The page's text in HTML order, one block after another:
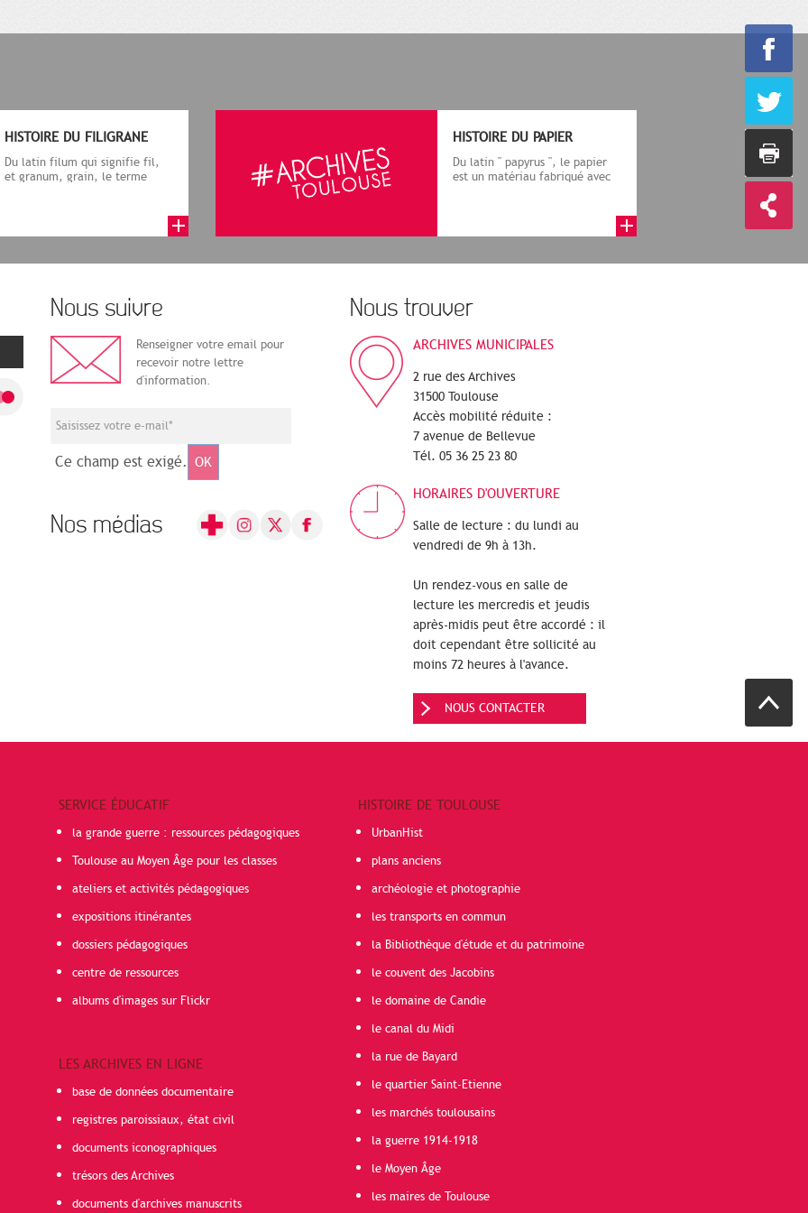
HISTOIRE DU FILIGRANE
Du latin filum qui signifie fil,
et granum, grain, le terme
HISTOIRE DU PAPIER
Du latin " papyrus ", le papier
est un matériau fabriqué avec
Nous suivre
Renseigner votre email pour
recevoir notre lettre
d'information.
Ce champ est exigé. OK
Nos médias
Nous trouver
ARCHIVES MUNICIPALES
2 rue des Archives
31500 Toulouse
Accès mobilité réduite :
7 avenue de Bellevue
Tél. 05 36 25 23 80
HORAIRES D'OUVERTURE
Salle de lecture : du lundi au
vendredi de 9h à 13h.
Un rendez-vous en salle de
lecture les mercredis et jeudis
après-midis peut être accordé : il
doit cependant être sollicité au
moins 72 heures à l'avance.
NOUS CONTACTER
SERVICE ÉDUCATIF
la grande guerre : ressources pédagogiques
Toulouse au Moyen Âge pour les classes
ateliers et activités pédagogiques
expositions itinérantes
dossiers pédagogiques
centre de ressources
albums d'images sur Flickr
LES ARCHIVES EN LIGNE
base de données documentaire
registres paroissiaux, état civil
documents iconographiques
trésors des Archives
documents d'archives manuscrits
HISTOIRE DE TOULOUSE
UrbanHist
plans anciens
archéologie et photographie
les transports en commun
la Bibliothèque d'étude et du patrimoine
le couvent des Jacobins
le domaine de Candie
le canal du Midi
la rue de Bayard
le quartier Saint-Etienne
les marchés toulousains
la guerre 1914-1918
le Moyen Âge
les maires de Toulouse